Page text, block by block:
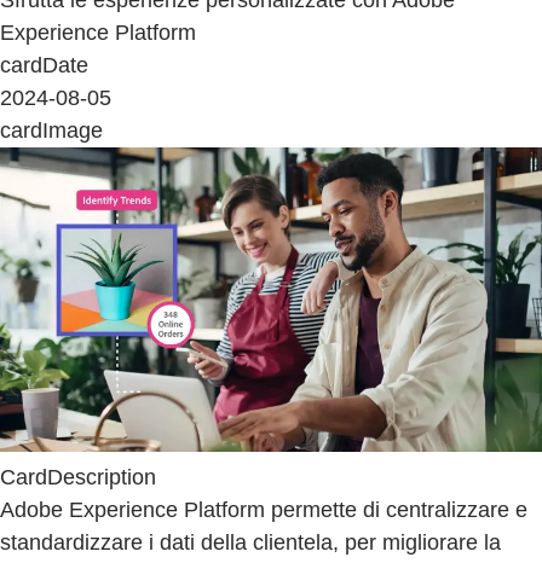
Experience Platform
cardDate
2024-08-05
cardImage
CardDescription
Adobe Experience Platform permette di centralizzare e
standardizzare i dati della clientela, per migliorare la